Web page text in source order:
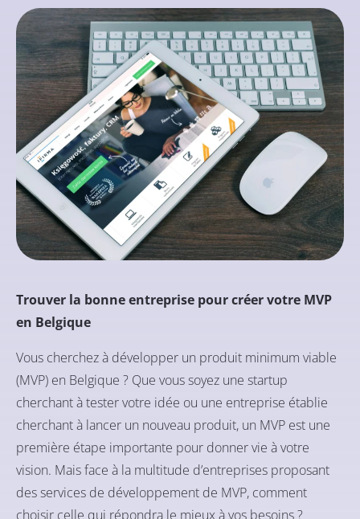
Trouver la bonne entreprise pour créer votre MVP
en Belgique
Vous cherchez à développer un produit minimum viable
(MVP) en Belgique ? Que vous soyez une startup
cherchant à tester votre idée ou une entreprise établie
cherchant à lancer un nouveau produit, un MVP est une
première étape importante pour donner vie à votre
vision. Mais face à la multitude d’entreprises proposant
des services de développement de MVP, comment
choisir celle qui répondra le mieux à vos besoins ?